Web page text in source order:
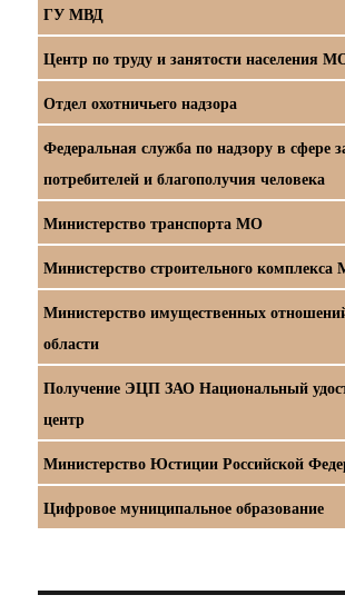
ГУ МВД
Центр по труду и занятости населения
Отдел охотничьего надзора
Федеральная служба по надзору в сфере
потребителей и благополучия человека
Министерство транспорта МО
Министерство строительного
Министерство имущественных
области
Получение ЭЦП ЗАО Национальный
центр
Министерство Юстиции Российской
Цифровое муниципальное образование